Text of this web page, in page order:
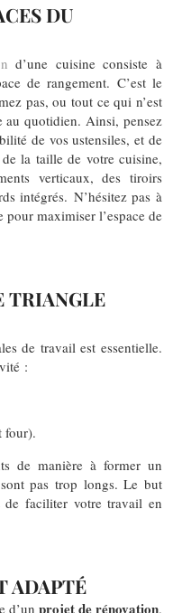
DU
d’une cuisine consiste à
de rangement. C’est le
pas, ou tout ce qui n’est
au quotidien. Ainsi, pensez
de vos ustensiles, et de
la taille de votre cuisine,
verticaux, des tiroirs
intégrés. N’hésitez pas à
maximiser l’espace de
TRIANGLE
de travail est essentielle.
:
four).
de manière à former un
pas trop longs. Le but
de faciliter votre travail en
ADAPTÉ
d’un projet de rénovation.